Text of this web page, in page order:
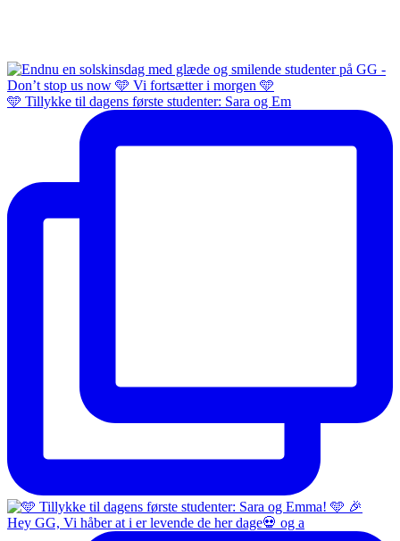
🩵 Tillykke til dagens første studenter: Sara og Em
Hey GG, Vi håber at i er levende de her dage💀 og a